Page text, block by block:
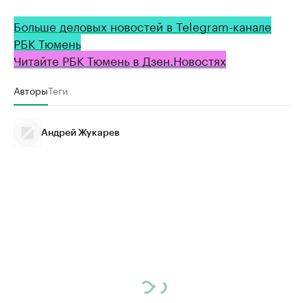
Больше деловых новостей в Telegram-канале
РБК Тюмень
Читайте РБК Тюмень в Дзен.Новостях
АвторыТеги
Андрей Жукарев